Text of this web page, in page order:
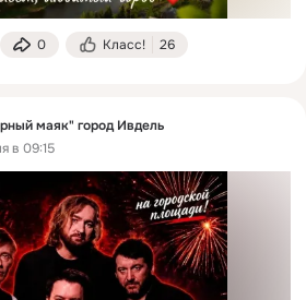
0 Класс! 26
маяк" город Ивдель
в 09:15